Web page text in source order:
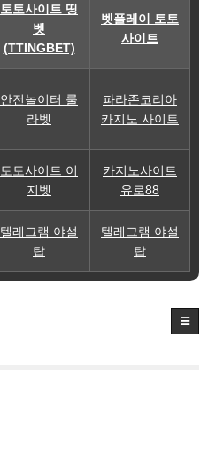
토토사이트 띵
벳
(TTINGBET)
벳플레이 토토
사이트
안전놀이터 룰
라벳
파라존코리아
카지노 사이트
토토사이트 이
지벳
카지노사이트
유로88
텔레그램 야설
탑
텔레그램 야설
탑